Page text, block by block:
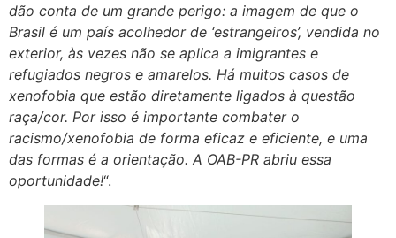
dão conta de um grande perigo: a imagem de que o
Brasil é um país acolhedor de ‘estrangeiros’, vendida no
exterior, às vezes não se aplica a imigrantes e
refugiados negros e amarelos. Há muitos casos de
xenofobia que estão diretamente ligados à questão
raça/cor. Por isso é importante combater o
racismo/xenofobia de forma eficaz e eficiente, e uma
das formas é a orientação. A OAB-PR abriu essa
oportunidade!“.